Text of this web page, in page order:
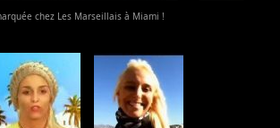
chez Les Marseillais à Miami !